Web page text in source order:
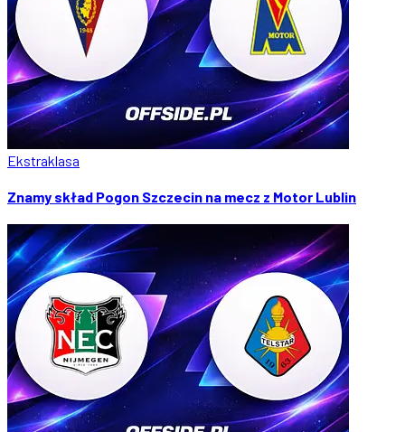
Ekstraklasa
Znamy skład Pogon Szczecin na mecz z Motor Lublin